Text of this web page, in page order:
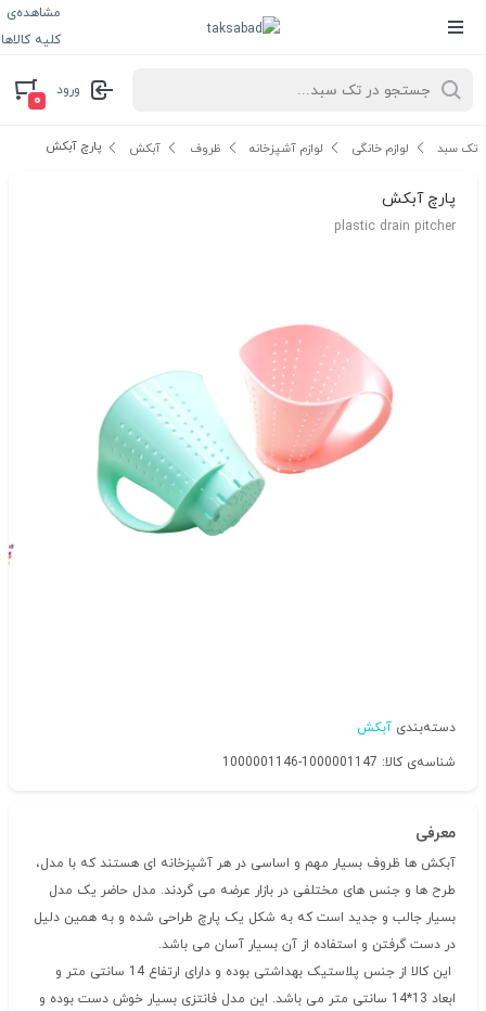
مشاهده‌ی
کلیه کالاها
ورود
۰
تک سبد لوازم خانگی لوازم آشپزخانه ظروف آبکش پارچ آبکش
پارچ آبکش
plastic drain pitcher
دسته‌بندی آبکش
شناسه‌ی کالا: 1000001147-1000001146
معرفی
آبکش ها ظروف بسیار مهم و اساسی در هر آشپزخانه ای هستند که با مدل،
طرح ها و جنس های مختلفی در بازار عرضه می گردند. مدل حاضر یک مدل
بسیار جالب و جدید است که به شکل یک پارچ طراحی شده و به همین دلیل
در دست گرفتن و استفاده از آن بسیار آسان می باشد.
این کالا از جنس پلاستیک بهداشتی بوده و دارای ارتفاع 14 سانتی متر و
ابعاد 13*14 سانتی متر می باشد. این مدل فانتزی بسیار خوش دست بوده و